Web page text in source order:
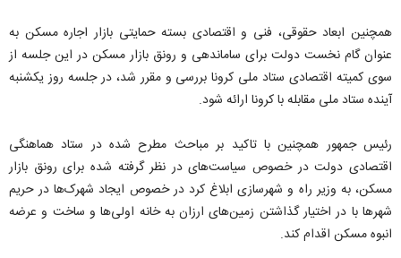
همچنین ابعاد حقوقی، فنی و اقتصادی بسته حمایتی بازار اجاره مسکن به
عنوان گام نخست دولت برای ساماندهی و رونق بازار مسکن در این جلسه از
سوی کمیته اقتصادی ستاد ملی کرونا بررسی و مقرر شد، در جلسه روز یکشنبه
آینده ستاد ملی مقابله با کرونا ارائه شود.
رئیس جمهور همچنین با تاکید بر مباحث مطرح شده در ستاد هماهنگی
اقتصادی دولت در خصوص سیاست‌های در نظر گرفته شده برای رونق بازار
مسکن، به وزیر راه و شهرسازی ابلاغ کرد در خصوص ایجاد شهرک‌ها در حریم
شهرها با در اختیار گذاشتن زمین‌های ارزان به خانه اولی‌ها و ساخت و عرضه
انبوه مسکن اقدام کند.